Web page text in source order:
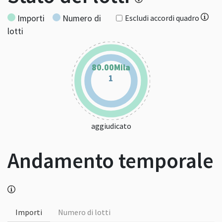
Escludi accordi quadro
Importi
Numero di
lotti
80.00Mila
80.00Mila
1
1
aggiudicato
Andamento temporale
Importi Numero di lotti